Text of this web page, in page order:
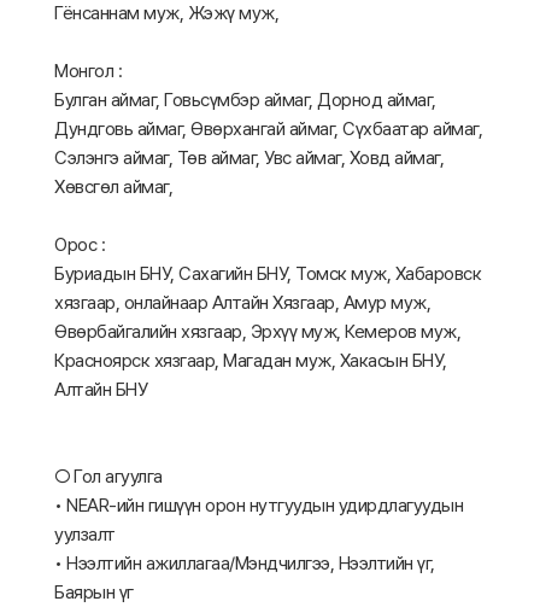
Гёнсаннам муж, Жэжү муж,
Монгол :
Булган аймаг, Говьсүмбэр аймаг, Дорнод аймаг,
Дундговь аймаг, Өвөрхангай аймаг, Сүхбаатар аймаг,
Сэлэнгэ аймаг, Төв аймаг, Увс аймаг, Ховд аймаг,
Хөвсгөл аймаг,
Орос :
Буриадын БНУ, Сахагийн БНУ, Томск муж, Хабаровск
хязгаар, онлайнаар Алтайн Хязгаар, Амур муж,
Өвөрбайгалийн хязгаар, Эрхүү муж, Кемеров муж,
Красноярск хязгаар, Магадан муж, Хакасын БНУ,
Алтайн БНУ
○ Гол агуулга
• NEAR-ийн гишүүн орон нутгуудын удирдлагуудын
уулзалт
• Нээлтийн ажиллагаа/Мэндчилгээ, Нээлтийн үг,
Баярын үг